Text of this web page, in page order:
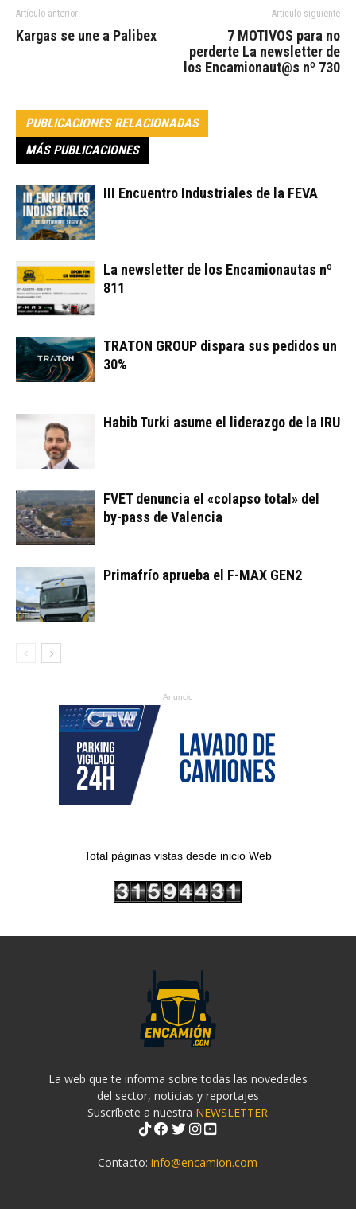
Artículo anterior
Kargas se une a Palibex
Artículo siguiente
7 MOTIVOS para no
perderte La newsletter de
los Encamionaut@s nº 730
PUBLICACIONES RELACIONADAS
MÁS PUBLICACIONES
III Encuentro Industriales de la FEVA
La newsletter de los Encamionautas nº
811
TRATON GROUP dispara sus pedidos un
30%
Habib Turki asume el liderazgo de la IRU
FVET denuncia el «colapso total» del
by-pass de Valencia
Primafrío aprueba el F-MAX GEN2
Anuncio
Total páginas vistas desde inicio Web
La web que te informa sobre todas las novedades
del sector, noticias y reportajes
Suscríbete a nuestra NEWSLETTER
Contacto:info@encamion.com